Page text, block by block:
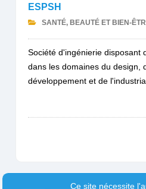
ESPSH
SANTÉ, BEAUTÉ ET BIEN-
Société d'ingénierie disposant
dans les domaines du design,
développement et de
Ce site nécessite